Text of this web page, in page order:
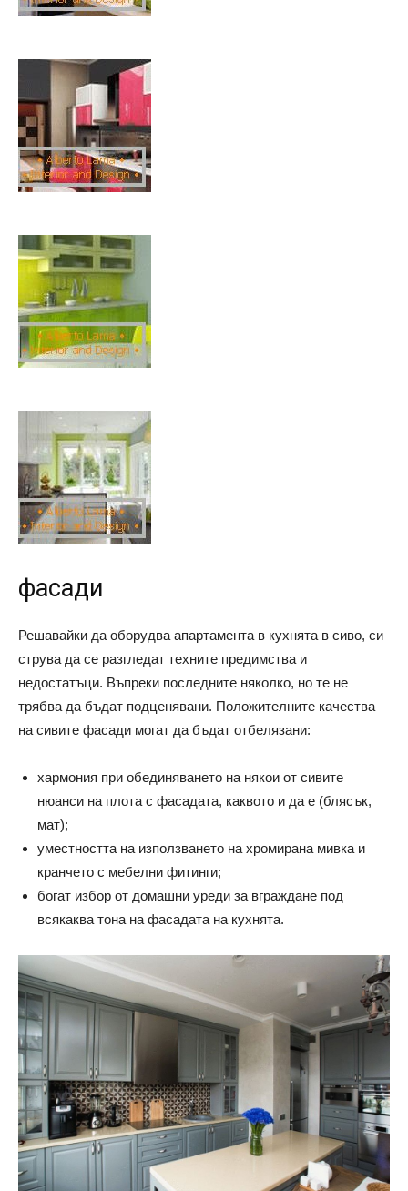
фасади
Решавайки да оборудва апартамента в кухнята в сиво, си
струва да се разгледат техните предимства и
недостатъци. Въпреки последните няколко, но те не
трябва да бъдат подценявани. Положителните качества
на сивите фасади могат да бъдат отбелязани:
хармония при обединяването на някои от сивите
нюанси на плота с фасадата, каквото и да е (блясък,
мат);
уместността на използването на хромирана мивка и
кранчето с мебелни фитинги;
богат избор от домашни уреди за вграждане под
всякаква тона на фасадата на кухнята.